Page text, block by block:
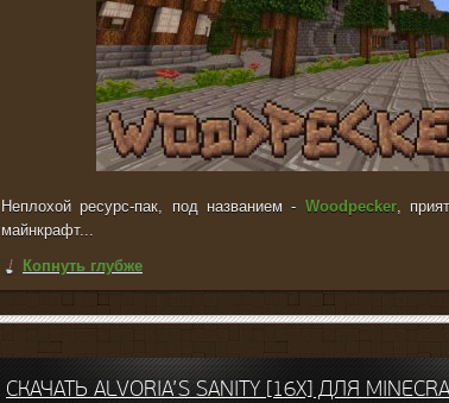
Неплохой ресурс-пак, под названием - Woodpecker,
майнкрафт...
Копнуть глубже
СКАЧАТЬ ALVORIA’S SANITY [16X] ДЛЯ